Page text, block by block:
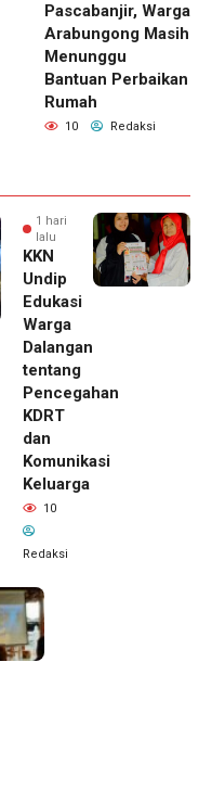
Pascabanjir, Warga
Arabungong Masih
Menunggu
Bantuan Perbaikan
Rumah
10 Redaksi
1 hari
lalu
KKN
Undip
Edukasi
Warga
Dalangan
tentang
Pencegahan
KDRT
dan
Komunikasi
Keluarga
10
Redaksi